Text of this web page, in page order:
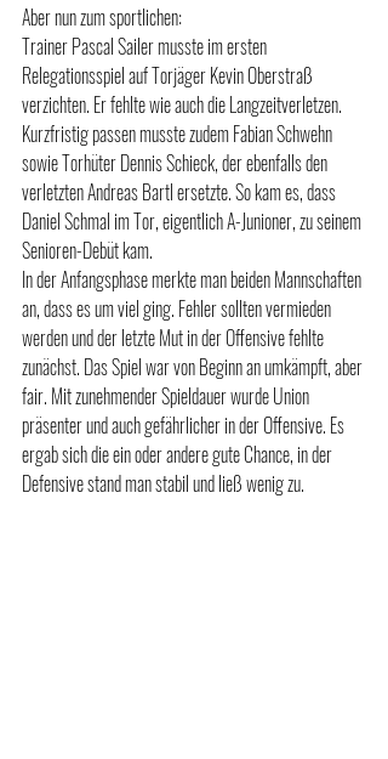
Aber nun zum sportlichen:
Trainer Pascal Sailer musste im ersten
Relegationsspiel auf Torjäger Kevin Oberstraß
verzichten. Er fehlte wie auch die Langzeitverletzen.
Kurzfristig passen musste zudem Fabian Schwehn
sowie Torhüter Dennis Schieck, der ebenfalls den
verletzten Andreas Bartl ersetzte. So kam es, dass
Daniel Schmal im Tor, eigentlich A-Junioner, zu seinem
Senioren-Debüt kam.
In der Anfangsphase merkte man beiden Mannschaften
an, dass es um viel ging. Fehler sollten vermieden
werden und der letzte Mut in der Offensive fehlte
zunächst. Das Spiel war von Beginn an umkämpft, aber
fair. Mit zunehmender Spieldauer wurde Union
präsenter und auch gefährlicher in der Offensive. Es
ergab sich die ein oder andere gute Chance, in der
Defensive stand man stabil und ließ wenig zu.